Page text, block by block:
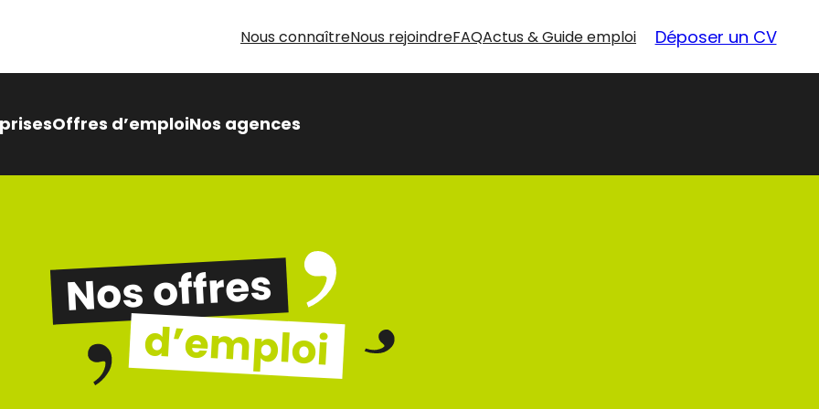
Nous connaîtreNous rejoindreFAQActus & Guide emploi Déposer un CV
d’aide pour votre
d’emploi
Offres d’emploiNos agences
Nos offres
d’emploi